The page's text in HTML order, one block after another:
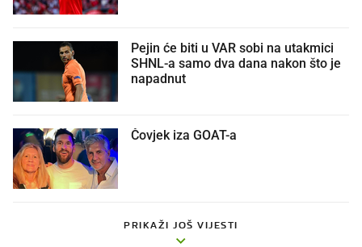
Pejin će biti u VAR sobi na utakmici
SHNL-a samo dva dana nakon što je
napadnut
Čovjek iza GOAT-a
PRIKAŽI JOŠ VIJESTI